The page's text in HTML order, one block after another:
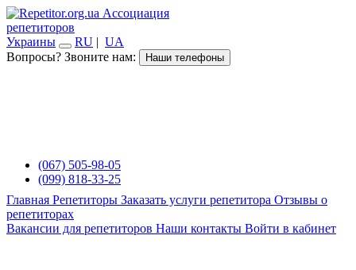
Ассоциация
репетиторов
Украины
RU | UA
Вопросы? Звоните нам:
Наши телефоны
(067) 505-98-05
(099) 818-33-25
Главная Репетиторы Заказать услуги репетитора Отзывы о
репетиторах
Вакансии для репетиторов Наши контакты Войти в кабинет